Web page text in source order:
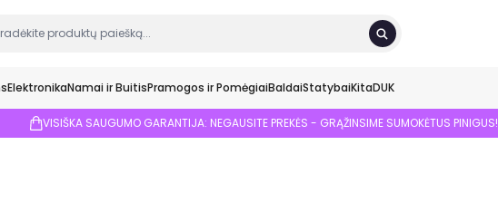
ElektronikaNamai ir BuitisPramogos ir PomėgiaiBaldaiStatybaiKitaDUK
VISIŠKA SAUGUMO GARANTIJA: NEGAUSITE PREKĖS - GRĄŽINSIME SUMOKĖTUS PINIGUS!